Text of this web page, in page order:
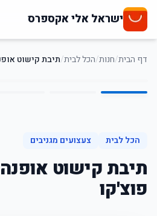
ישראל אלי אקספרס
דף הבית/חנות/הכל לבית/תיבת קישוט
1
/
5
הכל לבית צעצועים מגניבים
תיבת קישוט
פוצ'קו